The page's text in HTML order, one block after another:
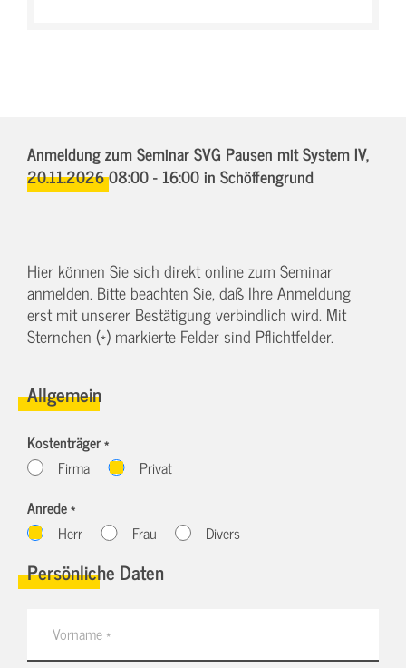
Anmeldung zum Seminar SVG Pausen mit System IV,
20.11.2026 08:00 - 16:00in Schöffengrund
Hier können Sie sich direkt online zum Seminar
anmelden. Bitte beachten Sie, daß Ihre Anmeldung
erst mit unserer Bestätigung verbindlich wird. Mit
Sternchen (*) markierte Felder sind Pflichtfelder.
Allgemein
Kostenträger *
Firma
Privat
Anrede *
Herr
Frau Divers
Persönliche Daten